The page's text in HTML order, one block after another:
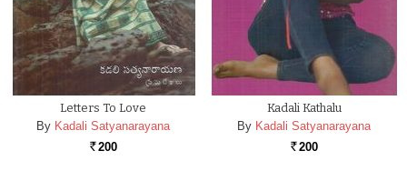
Letters To Love
By Kadali Satyanarayana
Rs. 200
Kadali Kathalu
By Kadali Satyanarayana
Rs. 200